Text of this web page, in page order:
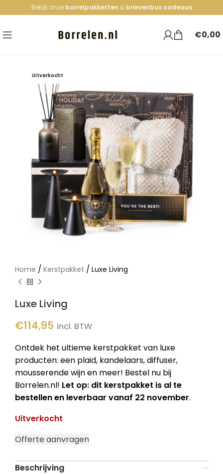
Bekijk onze borrelpakketten & brievenbus cadeaus
€0,00
Uitverkocht
Home / Kerstpakket / Luxe Living
Luxe Living
€114,95 incl. BTW
Ontdek het ultieme kerstpakket van luxe
producten: een plaid, kandelaars, diffuser,
mousserende wijn en meer! Bestel nu bij
Borrelen.nl! Let op: dit kerstpakket is al te
bestellen en leverbaar vanaf 22 november.
Uitverkocht
Offerte aanvragen
Beschrijving